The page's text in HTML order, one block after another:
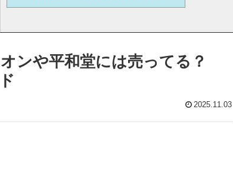
ンや平和堂には売ってる？
2025.11.03